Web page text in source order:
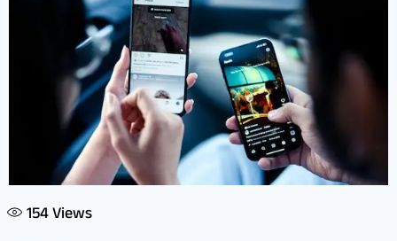
154Views